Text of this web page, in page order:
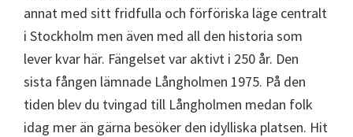
annat med sitt fridfulla och förföriska läge centralt
i Stockholm men även med all den historia som
lever kvar här. Fängelset var aktivt i 250 år. Den
sista fången lämnade Långholmen 1975. På den
tiden blev du tvingad till Långholmen medan folk
idag mer än gärna besöker den idylliska platsen. Hit